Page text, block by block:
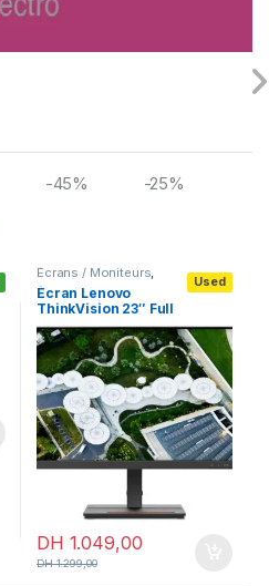
-45% -25%
Used
Écrans / Moniteurs,
Moniteurs standards
Écran Lenovo
ThinkVision 23″ Full
HD 1920 x 1080 à 60
Hz
DH 1.049,00
DH1.299,00